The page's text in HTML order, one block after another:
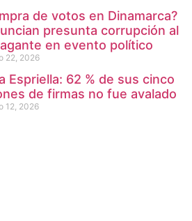
de votos en Dinamarca?
presunta corrupción al
en evento político
22, 2026
Espriella: 62 % de sus cinco
de firmas no fue avalado
12, 2026